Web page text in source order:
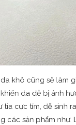
khô cũng sẽ làm
da dễ bị ảnh
cực tím, dễ sinh
các sản phẩm như: